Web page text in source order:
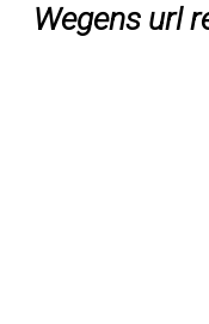
Wegens url